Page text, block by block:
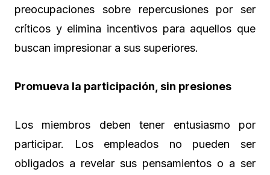
preocupaciones sobre repercusiones por ser
críticos y elimina incentivos para aquellos que
buscan impresionar a sus superiores.
Promueva la participación, sin presiones
Los miembros deben tener entusiasmo por
participar. Los empleados no pueden ser
obligados a revelar sus pensamientos o a ser